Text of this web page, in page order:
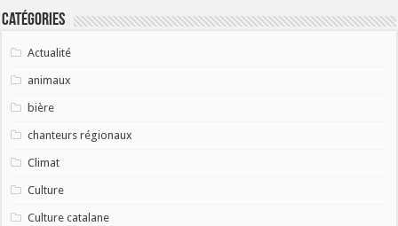
Catégories
Actualité
animaux
bière
chanteurs régionaux
Climat
Culture
Culture catalane